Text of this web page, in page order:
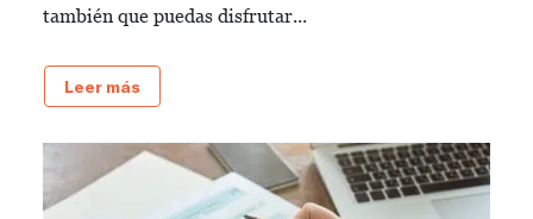
también que puedas disfrutar...
Leer más